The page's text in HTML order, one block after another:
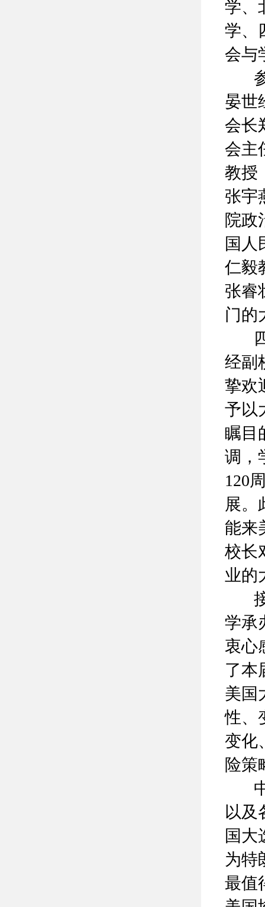
学、
学、
会与
参
晏世
会长
会主
教授
张宇
院政
国人
仁毅
张睿
门的
四
经副
挚欢
予以
瞩目
调，
120
展。
能来
校长
业的
接
学承
衷心
了本
美国
性、
变化
险策
中
以及
国大
为特
最值